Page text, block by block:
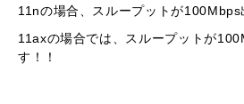
11nの場合、スループットが100Mbps
11axの場合では、スループットが
す！！